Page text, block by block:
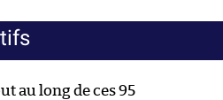
au long de ces 95